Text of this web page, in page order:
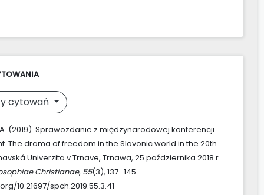
cytowań
(2019). Sprawozdanie z międzynarodowej konferencji
The drama of freedom in the Slavonic world in the 20th
Univerzita v Trnave, Trnawa, 25 października 2018 r.
Christianae, 55(3), 137–145.
10.21697/spch.2019.55.3.41